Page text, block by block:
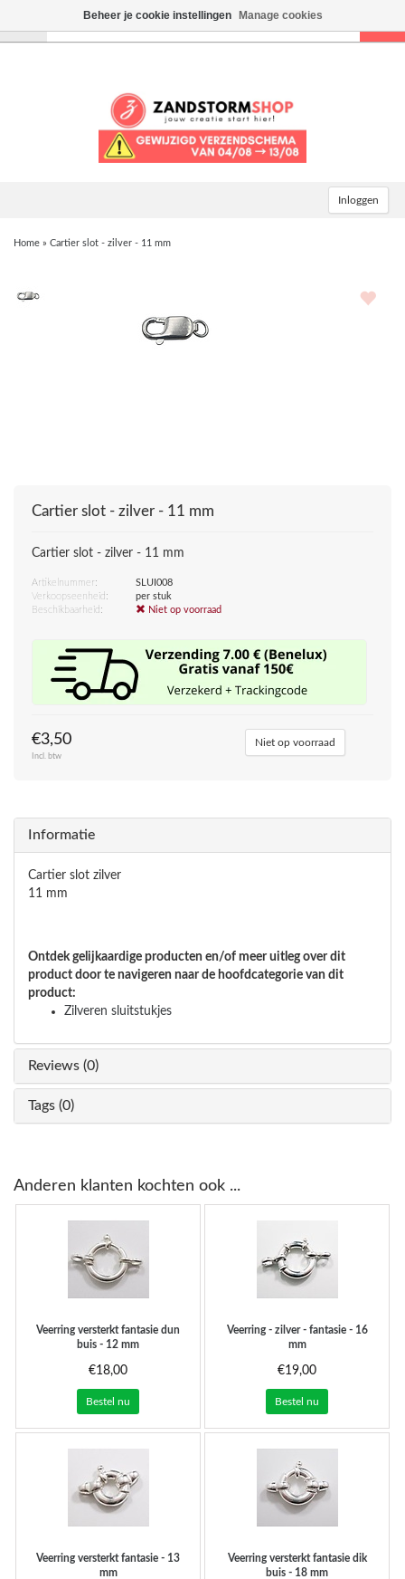
Inloggen
Home » Cartier slot - zilver - 11 mm
Cartier slot - zilver - 11 mm
Cartier slot - zilver - 11 mm
Artikelnummer:
SLUI008
Verkoopseenheid:
per stuk
Beschikbaarheid:
Niet op voorraad
€3,50
Incl. btw
Niet op voorraad
Informatie
Cartier slot zilver
11 mm
Ontdek gelijkaardige producten en/of meer uitleg over dit
product door te navigeren naar de hoofdcategorie van dit
product:
Zilveren sluitstukjes
Reviews (0)
Tags (0)
Anderen klanten kochten ook ...
Veerring versterkt fantasie dun
buis - 12 mm
€18,00
Bestel nu
Veerring - zilver - fantasie - 16
mm
€19,00
Bestel nu
Veerring versterkt fantasie - 13
mm
Veerring versterkt fantasie dik
buis - 18 mm
Beheer je cookie instellingen Manage cookies